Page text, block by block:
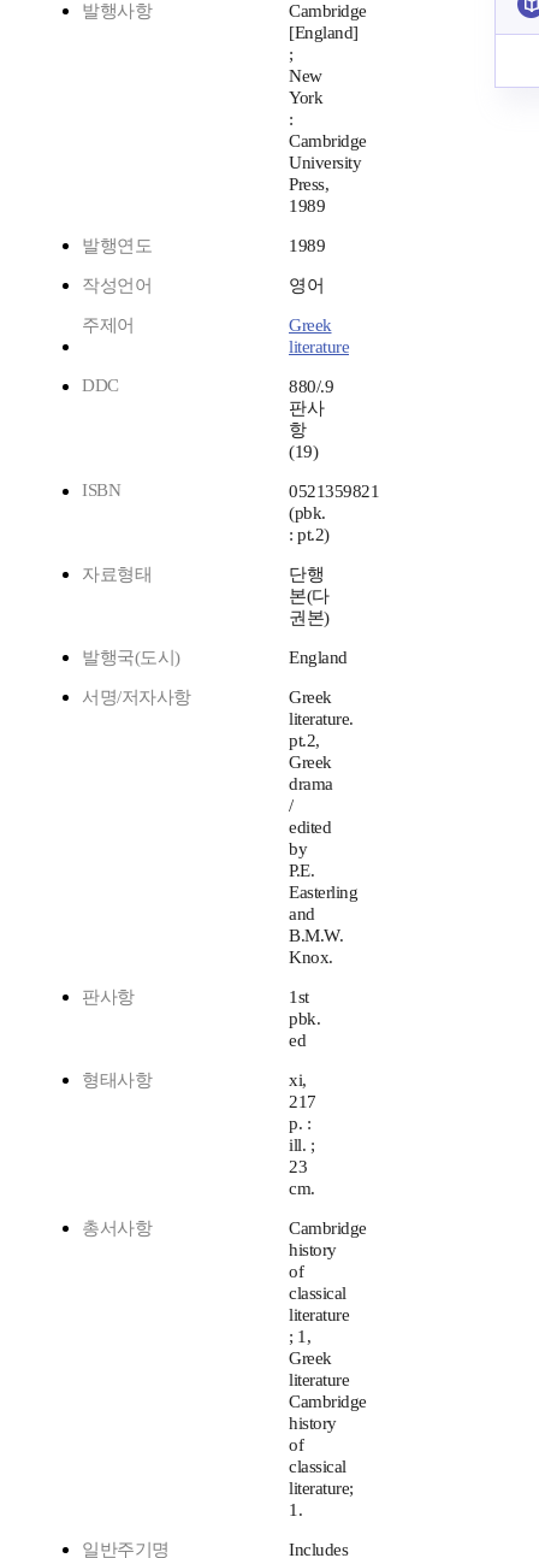
발행사항
Cambridge
[England]
;
New
York
:
Cambridge
University
Press,
1989
발행연도 1989
작성언어 영어
주제어
Greek
literature
DDC
880/.9
판사
항
(19)
ISBN
0521359821
(pbk.
: pt.2)
자료형태
단행
본(다
권본)
발행국(도시) England
서명/저자사항
Greek
literature.
pt.2,
Greek
drama
/
edited
by
P.E.
Easterling
and
B.M.W.
Knox.
판사항
1st
pbk.
ed
형태사항
xi,
217
p. :
ill. ;
23
cm.
총서사항
Cambridge
history
of
classical
literature
; 1,
Greek
literature
Cambridge
history
of
classical
literature;
1.
일반주기명 Includes